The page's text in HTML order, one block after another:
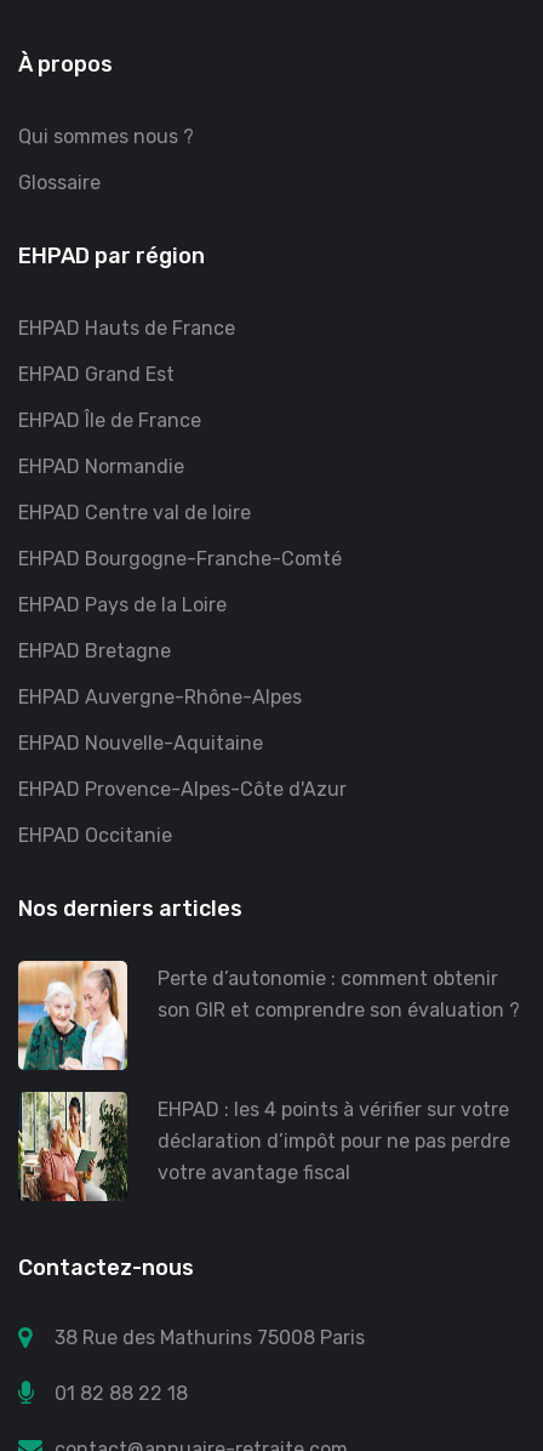
À propos
Qui sommes nous ?
Glossaire
EHPAD par région
EHPAD Hauts de France
EHPAD Grand Est
EHPAD Île de France
EHPAD Normandie
EHPAD Centre val de loire
EHPAD Bourgogne-Franche-Comté
EHPAD Pays de la Loire
EHPAD Bretagne
EHPAD Auvergne-Rhône-Alpes
EHPAD Nouvelle-Aquitaine
EHPAD Provence-Alpes-Côte d'Azur
EHPAD Occitanie
Nos derniers articles
Perte d’autonomie : comment obtenir
son GIR et comprendre son évaluation ?
EHPAD : les 4 points à vérifier sur votre
déclaration d’impôt pour ne pas perdre
votre avantage fiscal
Contactez-nous
38 Rue des Mathurins 75008 Paris
01 82 88 22 18